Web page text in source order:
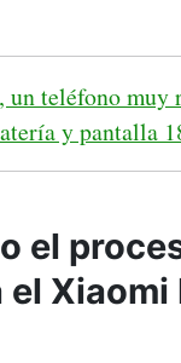
teléfono muy
y pantalla
el
Xiaomi